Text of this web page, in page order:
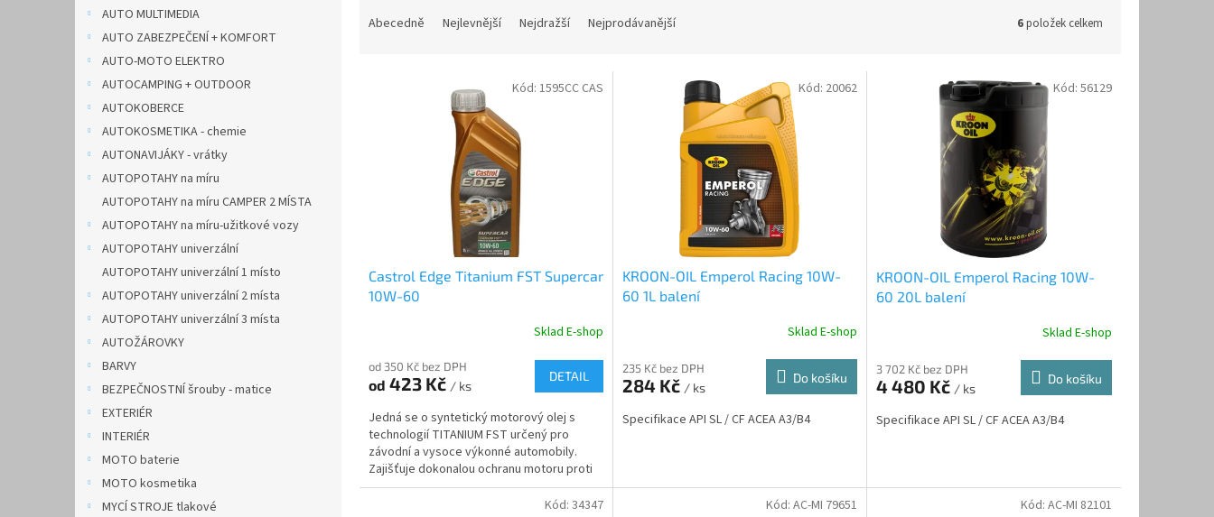
AUTO MULTIMEDIA
AUTO ZABEZPEČENÍ + KOMFORT
AUTO-MOTO ELEKTRO
AUTOCAMPING + OUTDOOR
AUTOKOBERCE
AUTOKOSMETIKA - chemie
AUTONAVIJÁKY - vrátky
AUTOPOTAHY na míru
AUTOPOTAHY na míru CAMPER 2 MÍSTA
AUTOPOTAHY na míru-užitkové vozy
AUTOPOTAHY univerzální
AUTOPOTAHY univerzální 1 místo
AUTOPOTAHY univerzální 2 místa
AUTOPOTAHY univerzální 3 místa
AUTOŽÁROVKY
BARVY
BEZPEČNOSTNÍ šrouby - matice
EXTERIÉR
INTERIÉR
MOTO baterie
MOTO kosmetika
MYCÍ STROJE tlakové
Abecedně Nejlevnější Nejdražší Nejprodávanější 6položek celkem
Castrol Edge Titanium FST Supercar
10W-60
Sklad E-shop
od 350 Kč bez DPH
od 423 Kč / ks
DETAIL
Jedná se o syntetický motorový olej s
technologií TITANIUM FST určený pro
závodní a vysoce výkonné automobily.
Zajišťuje dokonalou ochranu motoru proti
mimořádné zátěži. Castrol...
Kód: 1595CC CAS
KROON-OIL Emperol Racing 10W-
60 1L balení
Sklad E-shop
235 Kč bez DPH
284 Kč / ks
Do košíku
Specifikace API SL / CF ACEA A3/B4
Kód: 20062
KROON-OIL Emperol Racing 10W-
60 20L balení
Sklad E-shop
3 702 Kč bez DPH
4 480 Kč / ks
Do košíku
Specifikace API SL / CF ACEA A3/B4
Kód: 56129
Kód: 34347 Kód: AC-MI 79651 Kód: AC-MI 82101